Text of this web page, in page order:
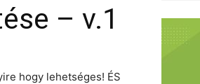
– v.1
hogy lehetséges! ÉS